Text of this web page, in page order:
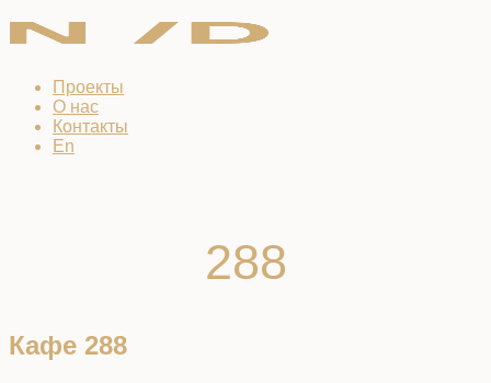
Проекты
О нас
Контакты
En
288
Кафе 288